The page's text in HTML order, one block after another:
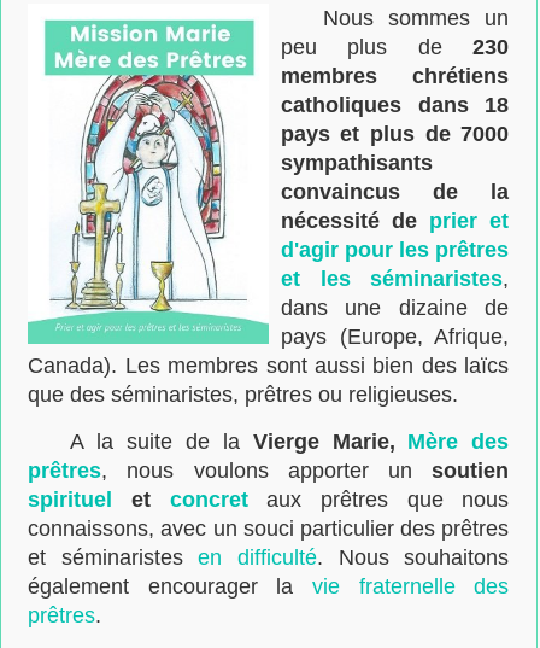
Nous sommes un
peu plus de230
membres chrétiens
catholiques dans 18
pays et plus de 7000
sympathisants
convaincus de la
nécessité de prier et
d'agir pour les prêtres
et les séminaristes,
dans une dizaine de
pays (Europe, Afrique,
Canada). Les membres sont aussi bien des laïcs
que des séminaristes, prêtres ou religieuses.
A la suite de la Vierge Marie, Mère des
prêtres, nous voulons apporter unsoutien
spirituel
et concretaux prêtres que nous
connaissons, avec un souci particulier des prêtres
et séminaristesen difficulté. Nous souhaitons
également encourager lavie fraternelle des
prêtres.